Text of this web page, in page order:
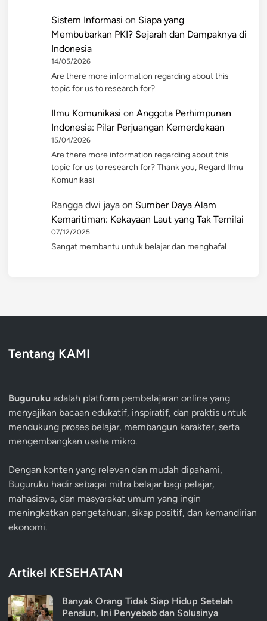
Sistem Informasi on Siapa yang
Membubarkan PKI? Sejarah dan Dampaknya di
Indonesia
14/05/2026
Are there more information regarding about this
topic for us to research for?
Ilmu Komunikasi on Anggota Perhimpunan
Indonesia: Pilar Perjuangan Kemerdekaan
15/04/2026
Are there more information regarding about this
topic for us to research for? Thank you, Regard Ilmu
Komunikasi
Rangga dwi jaya on Sumber Daya Alam
Kemaritiman: Kekayaan Laut yang Tak Ternilai
07/12/2025
Sangat membantu untuk belajar dan menghafal
Tentang KAMI
Buguruku adalah platform pembelajaran online yang
menyajikan bacaan edukatif, inspiratif, dan praktis untuk
mendukung proses belajar, membangun karakter, serta
mengembangkan usaha mikro.
Dengan konten yang relevan dan mudah dipahami,
Buguruku hadir sebagai mitra belajar bagi pelajar,
mahasiswa, dan masyarakat umum yang ingin
meningkatkan pengetahuan, sikap positif, dan kemandirian
ekonomi.
Artikel KESEHATAN
Banyak Orang Tidak Siap Hidup Setelah
Pensiun, Ini Penyebab dan Solusinya